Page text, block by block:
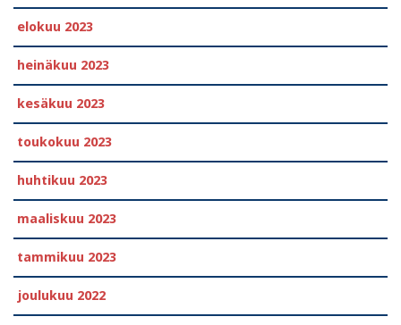
elokuu 2023
heinäkuu 2023
kesäkuu 2023
toukokuu 2023
huhtikuu 2023
maaliskuu 2023
tammikuu 2023
joulukuu 2022